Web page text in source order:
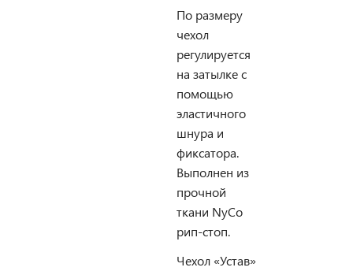
По размеру
чехол
регулируется
на затылке с
помощью
эластичного
шнура и
фиксатора.
Выполнен из
прочной
ткани NyCo
рип-стоп.
Чехол «Устав»